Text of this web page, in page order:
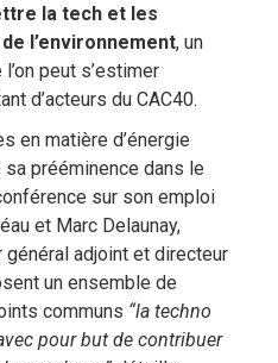
la tech et les
l’environnement, un
peut s’estimer
d’acteurs du CAC40.
en matière d’énergie
sa prééminence dans le
sur son emploi
et Marc Delaunay,
adjoint et directeur
un ensemble de
communs “la techno
pour but de contribuer